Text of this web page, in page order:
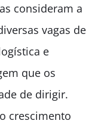
consideram a
vagas de
e
que os
de dirigir.
crescimento